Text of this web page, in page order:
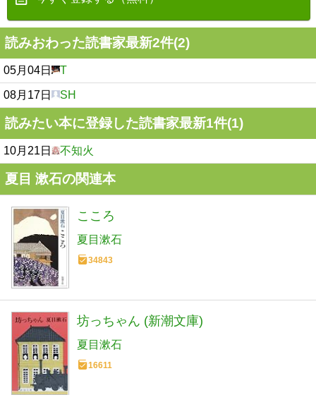
読みおわった読書家最新2件(2)
05月04日 T
08月17日 SH
読みたい本に登録した読書家最新1件(1)
10月21日 不知火
夏目 漱石の関連本
こころ
夏目漱石
34843
坊っちゃん (新潮文庫)
夏目漱石
16611